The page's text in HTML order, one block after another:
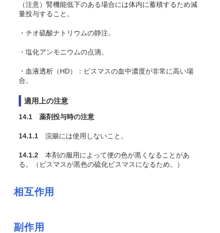
（注意）腎機能低下のある場合には体内に蓄積するため減
量投与すること。
・チオ硫酸ナトリウムの静注。
・塩化アンモニウムの点滴。
・血液透析（HD）：ビスマスの血中濃度が非常に高い場
合。
適用上の注意
14.1 薬剤投与時の注意
14.1.1 浣腸には使用しないこと。
14.1.2 本剤の服用によって便の色が黒くなることがあ
る。（ビスマスが黒色の硫化ビスマスになるため。）
相互作用
副作用